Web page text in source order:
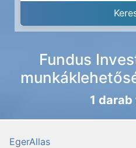
Fundus
1
EgerAllas